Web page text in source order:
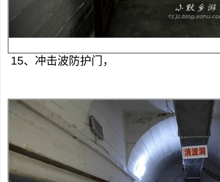
15、冲击波防护门，